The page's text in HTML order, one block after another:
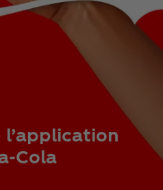
l’application